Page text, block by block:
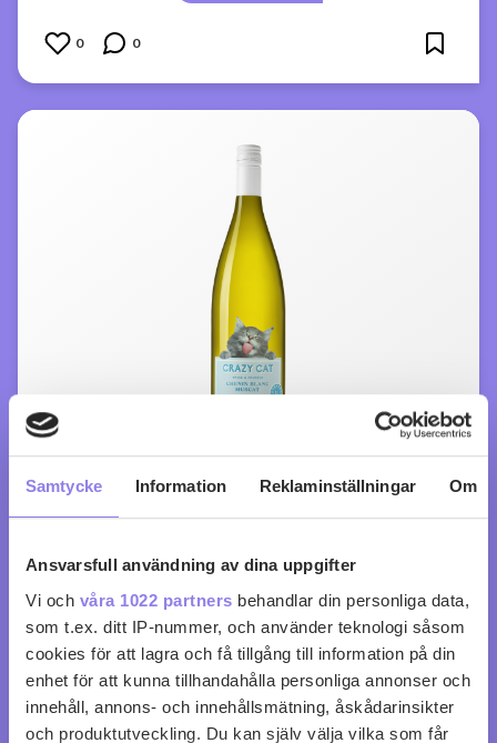
Samtycke Information Reklaminställningar Om
Ansvarsfull användning av dina uppgifter
Vi och våra 1022 partners behandlar din personliga data,
som t.ex. ditt IP-nummer, och använder teknologi såsom
cookies för att lagra och få tillgång till information på din
enhet för att kunna tillhandahålla personliga annonser och
innehåll, annons- och innehållsmätning, åskådarinsikter
och produktutveckling. Du kan själv välja vilka som får
0 0
Crazy Cat Chenin Blanc & Muscat
köp 99 kr
0 0